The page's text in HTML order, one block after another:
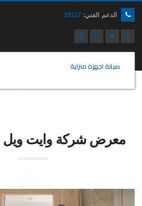
الدعم الفني: 19117
صيانة اجهزة منزلية
معرض شركةوايت ويل